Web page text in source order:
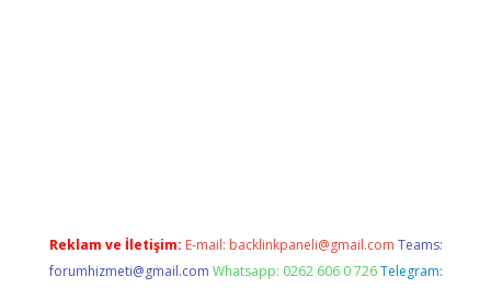
Reklam ve İletişim: E-mail: backlinkpaneli@gmail.com Teams:
forumhizmeti@gmail.com Whatsapp: 0262 606 0 726 Telegram: